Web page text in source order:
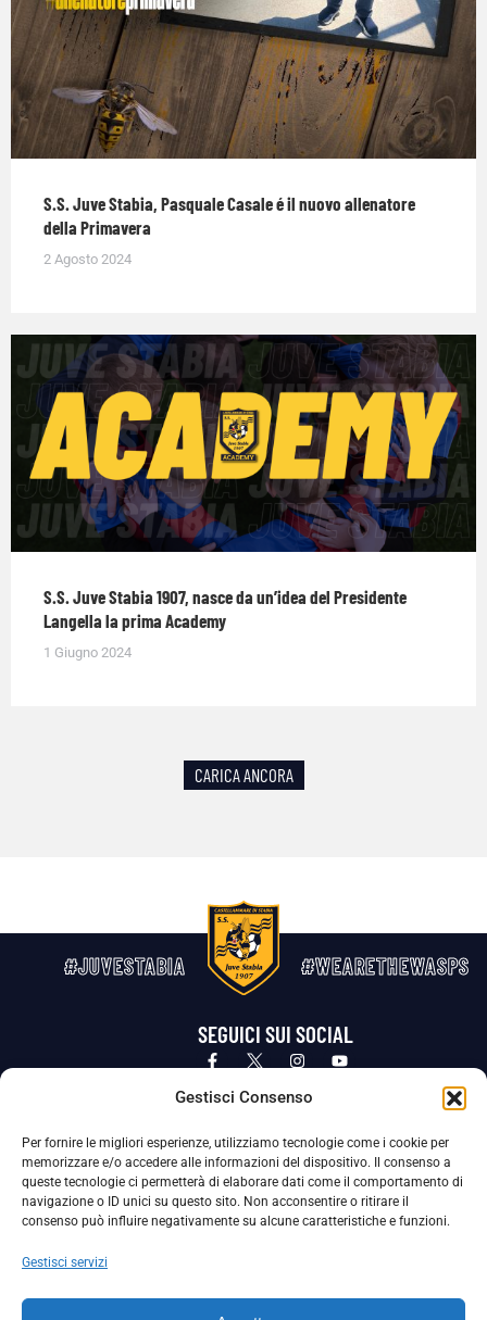
Gestisci Consenso
Per fornire le migliori esperienze, utilizziamo tecnologie come i cookie per
memorizzare e/o accedere alle informazioni del dispositivo. Il consenso a
queste tecnologie ci permetterà di elaborare dati come il comportamento di
navigazione o ID unici su questo sito. Non acconsentire o ritirare il
consenso può influire negativamente su alcune caratteristiche e funzioni.
Gestisci servizi
S.S. Juve Stabia, Pasquale Casale é il nuovo allenatore
della Primavera
2 Agosto 2024
S.S. Juve Stabia 1907, nasce da un’idea del Presidente
Langella la prima Academy
1 Giugno 2024
CARICA ANCORA
#JUVESTABIA #WEARETHEWASPS
SEGUICI SUI SOCIAL
Privacy Policy Cookie Policy
La Società ha nominato il Responsabile della Protezione dei Dati Personali (DPO), figura specializzata che vigila sulle modalità
adottate dalla nostra Società per tutelare i Suoi dati personali.
Per contattare il DPO può scrivere a